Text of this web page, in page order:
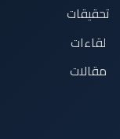
تحقيقات
لقاءات
مقالات